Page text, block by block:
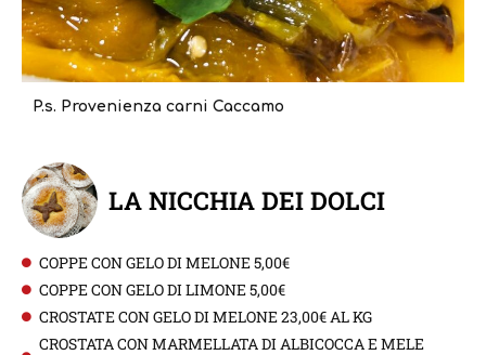
P.s. Provenienza carni Caccamo
LA NICCHIA DEI DOLCI
COPPE CON GELO DI MELONE 5,00€
COPPE CON GELO DI LIMONE 5,00€
CROSTATE CON GELO DI MELONE 23,00€ AL KG
CROSTATA CON MARMELLATA DI ALBICOCCA E MELE